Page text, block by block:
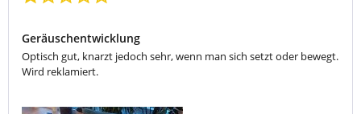
Geräuschentwicklung
Optisch gut, knarzt jedoch sehr, wenn man sich setzt oder bewegt.
Wird reklamiert.